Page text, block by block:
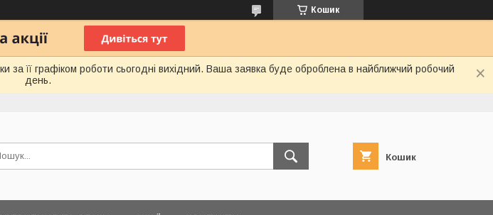
Кошик
її графіком роботи сьогодні вихідний. Ваша заявка буде оброблена в найближчий робочий
день.
Кошик